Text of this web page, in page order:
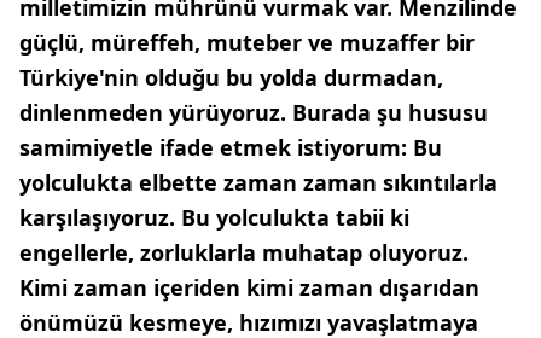
milletimizin mührünü vurmak var. Menzilinde
güçlü, müreffeh, muteber ve muzaffer bir
Türkiye'nin olduğu bu yolda durmadan,
dinlenmeden yürüyoruz. Burada şu hususu
samimiyetle ifade etmek istiyorum: Bu
yolculukta elbette zaman zaman sıkıntılarla
karşılaşıyoruz. Bu yolculukta tabii ki
engellerle, zorluklarla muhatap oluyoruz.
Kimi zaman içeriden kimi zaman dışarıdan
önümüzü kesmeye, hızımızı yavaşlatmaya